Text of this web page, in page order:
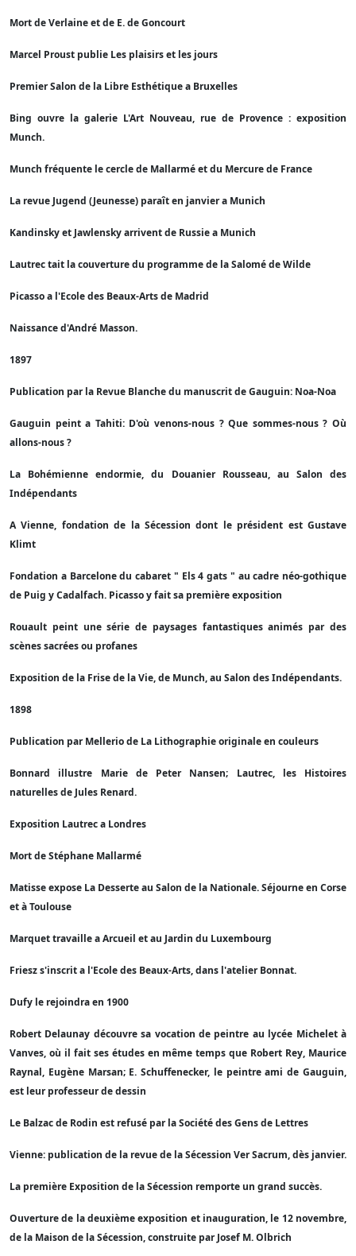
Mort de Verlaine et de E. de Goncourt
Marcel Proust publie Les plaisirs et les jours
Premier Salon de la Libre Esthétique a Bruxelles
Bing ouvre la galerie L'Art Nouveau, rue de Provence : exposition
Munch.
Munch fréquente le cercle de Mallarmé et du Mercure de France
La revue Jugend (Jeunesse) paraît en janvier a Munich
Kandinsky et Jawlensky arrivent de Russie a Munich
Lautrec tait la couverture du programme de la Salomé de Wilde
Picasso a l'Ecole des Beaux-Arts de Madrid
Naissance d'André Masson.
1897
Publication par la Revue Blanche du manuscrit de Gauguin: Noa-Noa
Gauguin peint a Tahiti: D'où venons-nous ? Que sommes-nous ? Où
allons-nous ?
La Bohémienne endormie, du Douanier Rousseau, au Salon des
Indépendants
A Vienne, fondation de la Sécession dont le président est Gustave
Klimt
Fondation a Barcelone du cabaret " Els 4 gats " au cadre néo-gothique
de Puig y Cadalfach. Picasso y fait sa première exposition
Rouault peint une série de paysages fantastiques animés par des
scènes sacrées ou profanes
Exposition de la Frise de la Vie, de Munch, au Salon des Indépendants.
1898
Publication par Mellerio de La Lithographie originale en couleurs
Bonnard illustre Marie de Peter Nansen; Lautrec, les Histoires
naturelles de Jules Renard.
Exposition Lautrec a Londres
Mort de Stéphane Mallarmé
Matisse expose La Desserte au Salon de la Nationale. Séjourne en Corse
et à Toulouse
Marquet travaille a Arcueil et au Jardin du Luxembourg
Friesz s'inscrit a l'Ecole des Beaux-Arts, dans l'atelier Bonnat.
Dufy le rejoindra en 1900
Robert Delaunay découvre sa vocation de peintre au lycée Michelet à
Vanves, où il fait ses études en même temps que Robert Rey, Maurice
Raynal, Eugène Marsan; E. Schuffenecker, le peintre ami de Gauguin,
est leur professeur de dessin
Le Balzac de Rodin est refusé par la Société des Gens de Lettres
Vienne: publication de la revue de la Sécession Ver Sacrum, dès janvier.
La première Exposition de la Sécession remporte un grand succès.
Ouverture de la deuxième exposition et inauguration, le 12 novembre,
de la Maison de la Sécession, construite par Josef M. Olbrich